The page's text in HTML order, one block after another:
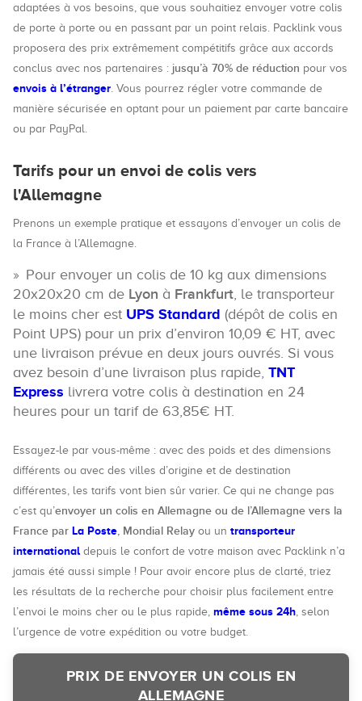
adaptées à vos besoins, que vous souhaitiez envoyer votre colis
de porte à porte ou en passant par un point relais. Packlink vous
proposera des prix extrêmement compétitifs grâce aux accords
conclus avec nos partenaires : jusqu’à 70% de réduction pour vos
envois à l’étranger. Vous pourrez régler votre commande de
manière sécurisée en optant pour un paiement par carte bancaire
ou par PayPal.
Tarifs pour un envoi de colis vers
l'Allemagne
Prenons un exemple pratique et essayons d’envoyer un colis de
la France à l’Allemagne.
Pour envoyer un colis de 10 kg aux dimensions
20x20x20 cm de Lyon à Frankfurt, le transporteur
le moins cher est UPS Standard (dépôt de colis en
Point UPS) pour un prix d’environ 10,09 € HT, avec
une livraison prévue en deux jours ouvrés. Si vous
avez besoin d’une livraison plus rapide, TNT
Express livrera votre colis à destination en 24
heures pour un tarif de 63,85€ HT.
Essayez-le par vous-même : avec des poids et des dimensions
différents ou avec des villes d’origine et de destination
différentes, les tarifs vont bien sûr varier. Ce qui ne change pas
c’est qu’envoyer un colis en Allemagne ou de l’Allemagne vers la
France par La Poste, Mondial Relay ou un transporteur
internationaldepuis le confort de votre maison avec Packlink n’a
jamais été aussi simple ! Pour avoir encore plus de clarté, triez
les résultats de la recherche pour choisir plus facilement entre
l’envoi le moins cher ou le plus rapide, même sous 24h, selon
l’urgence de votre expédition ou votre budget.
PRIX DE ENVOYER UN COLIS EN
ALLEMAGNE